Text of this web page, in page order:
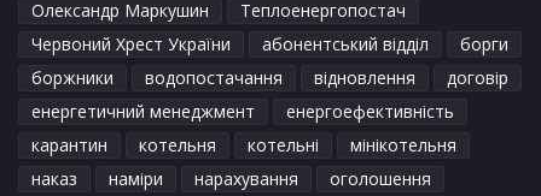
Олександр Маркушин
Теплоенергопостач
Червоний Хрест України
абонентський відділ
борги
боржники
водопостачання відновлення
договір
енергетичний менеджмент
енергоефективність
карантин
котельня котельні
мінікотельня
наказ
наміри нарахування
оголошення